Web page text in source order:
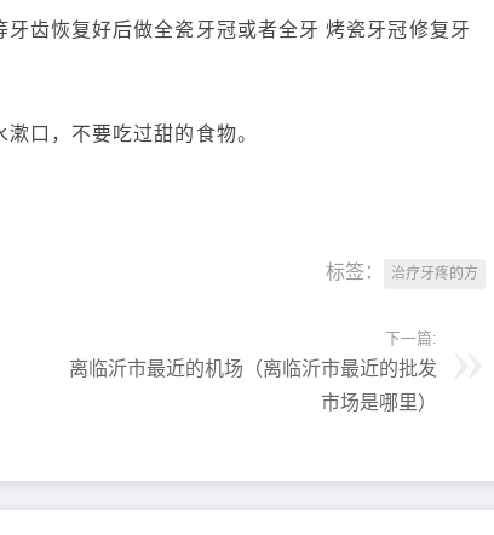
齿恢复好后做全瓷牙冠或者全牙 烤瓷牙冠修复牙
口，不要吃过甜的食物。
标签： 治疗牙疼的方
下一篇:
离临沂市最近的机场（离临沂市最近的批发
市场是哪里）